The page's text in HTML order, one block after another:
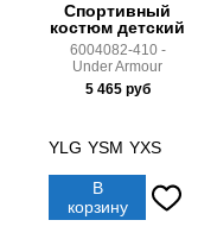
Спортивный
костюм детский
6004082-410 -
Under Armour
5 465руб
YLG YSM YXS
В
корзину